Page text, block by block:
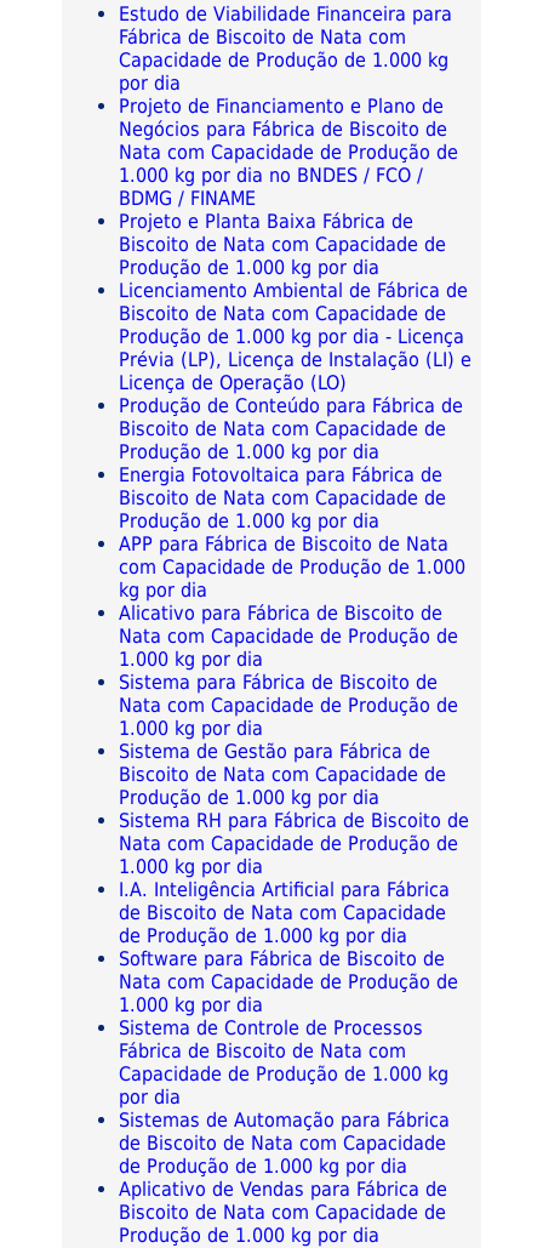
Estudo de Viabilidade Financeira para
Fábrica de Biscoito de Nata com
Capacidade de Produção de 1.000 kg
por dia
Projeto de Financiamento e Plano de
Negócios para Fábrica de Biscoito de
Nata com Capacidade de Produção de
1.000 kg por dia no BNDES / FCO /
BDMG / FINAME
Projeto e Planta Baixa Fábrica de
Biscoito de Nata com Capacidade de
Produção de 1.000 kg por dia
Licenciamento Ambiental de Fábrica de
Biscoito de Nata com Capacidade de
Produção de 1.000 kg por dia - Licença
Prévia (LP), Licença de Instalação (LI) e
Licença de Operação (LO)
Produção de Conteúdo para Fábrica de
Biscoito de Nata com Capacidade de
Produção de 1.000 kg por dia
Energia Fotovoltaica para Fábrica de
Biscoito de Nata com Capacidade de
Produção de 1.000 kg por dia
APP para Fábrica de Biscoito de Nata
com Capacidade de Produção de 1.000
kg por dia
Alicativo para Fábrica de Biscoito de
Nata com Capacidade de Produção de
1.000 kg por dia
Sistema para Fábrica de Biscoito de
Nata com Capacidade de Produção de
1.000 kg por dia
Sistema de Gestão para Fábrica de
Biscoito de Nata com Capacidade de
Produção de 1.000 kg por dia
Sistema RH para Fábrica de Biscoito de
Nata com Capacidade de Produção de
1.000 kg por dia
I.A. Inteligência Artificial para Fábrica
de Biscoito de Nata com Capacidade
de Produção de 1.000 kg por dia
Software para Fábrica de Biscoito de
Nata com Capacidade de Produção de
1.000 kg por dia
Sistema de Controle de Processos
Fábrica de Biscoito de Nata com
Capacidade de Produção de 1.000 kg
por dia
Sistemas de Automação para Fábrica
de Biscoito de Nata com Capacidade
de Produção de 1.000 kg por dia
Aplicativo de Vendas para Fábrica de
Biscoito de Nata com Capacidade de
Produção de 1.000 kg por dia